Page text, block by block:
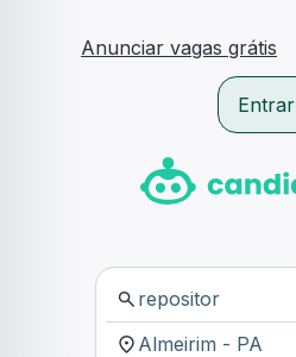
Anunciar vagas grátis
Entrar